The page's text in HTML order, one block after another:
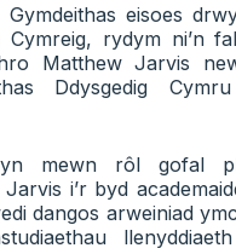
eisoes
Cymreig, rydym ni’n
Matthew Jarvis
Ddysgedig
mewn rôl gofal
i’r byd
dangos arweiniad